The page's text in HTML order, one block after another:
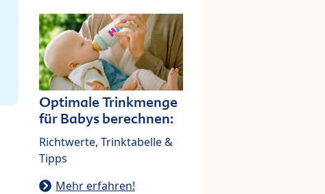
Optimale Trinkmenge
für Babys berechnen:
Richtwerte, Trinktabelle &
Tipps
Mehr erfahren!